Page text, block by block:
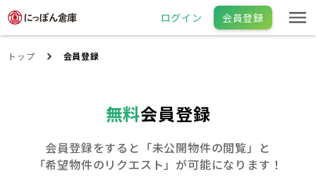
ログイン 会員登録
トップ 会員登録
無料会員登録
会員登録をすると「未公開物件の閲覧」と
「希望物件のリクエスト」が可能になります！